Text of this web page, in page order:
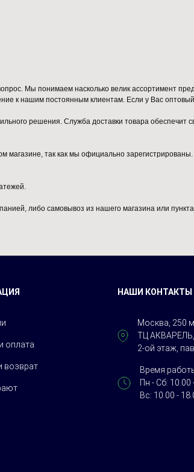
Мы понимаем насколько велик ассортимент
к нашим постоянным клиентам. Если у Вас
решения. Служба доставки товара
магазине, так как мы официально
либо самовывоз из нашего магазина или
оплата
возврат
НАШИ КОНТАКТЫ
Москва, 250
ТЦ АКВАРЕЛЬ,
2-ой этаж,
Время
Пн - Сб: 10.00
Вс: 10.00 -